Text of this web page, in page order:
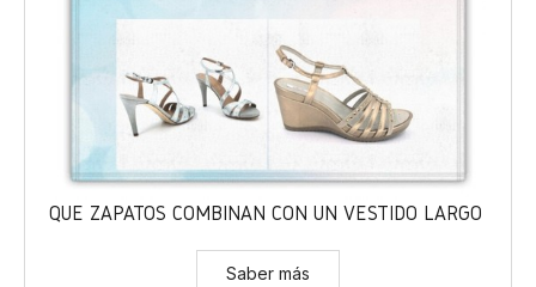
QUÉ ZAPATOS COMBINAN CON UN VESTIDO LARGO
Saber más